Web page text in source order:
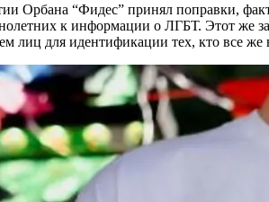
Орбана “Фидес” принял поправки,
к информации о ЛГБТ. Этот же
лиц для идентификации тех, кто все же